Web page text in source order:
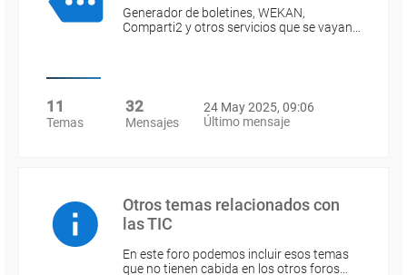
Generador de boletines, WEKAN,
Comparti2 y otros servicios que se vayan…
11
Temas
32
Mensajes
24 May 2025, 09:06
Último mensaje
Otros temas relacionados con
las TIC
En este foro podemos incluir esos temas
que no tienen cabida en los otros foros…